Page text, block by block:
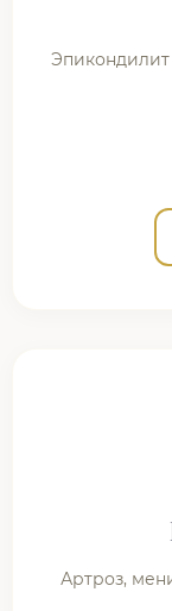
Эпикондилит
Артроз,